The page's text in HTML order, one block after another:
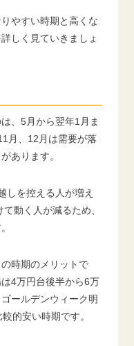
やすい時期と高くな
しく見ていきましょ
、5月から翌年1月ま
月、12月は需要が落
あります。
しを控える人が増え
動く人が減るため、
時期のメリットで
4万円台後半から6万
ールデンウィーク明
的安い時期です。